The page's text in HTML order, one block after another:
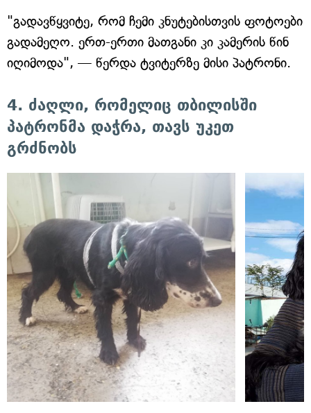
"გადავწყვიტე, რომ ჩემი კნუტებისთვის ფოტოები
გადამეღო. ერთ-ერთი მათგანი კი კამერის წინ
იღიმოდა", — წერდა ტვიტერზე მისი პატრონი.
4. ძაღლი, რომელიც თბილისში
პატრონმა დაჭრა, თავს უკეთ
გრძნობს